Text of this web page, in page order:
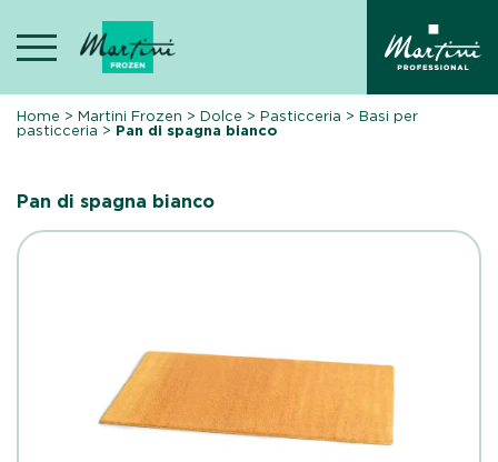
content
Home >Martini Frozen >Dolce >Pasticceria >Basi per
pasticceria > Pan di spagna bianco
Pan di spagna bianco